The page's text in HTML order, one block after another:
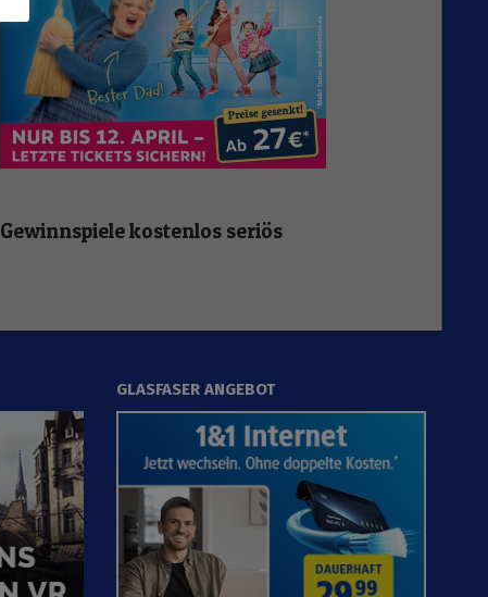
Gewinnspiele kostenlos seriös
GLASFASER ANGEBOT